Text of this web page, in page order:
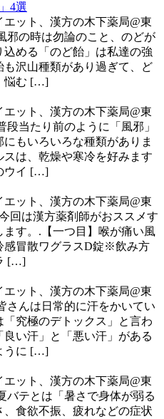
4選
ット、漢方の木下薬局@東
邪の時は勿論のこと、のどが
める「のど飴」は私達の強
沢山種類があり過ぎて、ど
悩む […]
ット、漢方の木下薬局@東
当たり前のように「風邪」
もいろいろな種類がありま
は、乾燥や寒冷を好みます
ウイ […]
ット、漢方の木下薬局@東
回は漢方薬剤師がおススメす
ます。.【一つ目】喉が痛い風
感冒散ワグラスD錠※飲み方
[…]
ット、漢方の木下薬局@東
さんは日常的に汗をかいてい
「究極のデトックス」と言わ
い汗」と「悪い汗」がある
うに […]
ット、漢方の木下薬局@東
バテとは「暑さで身体が弱る
食欲不振、疲れなどの症状